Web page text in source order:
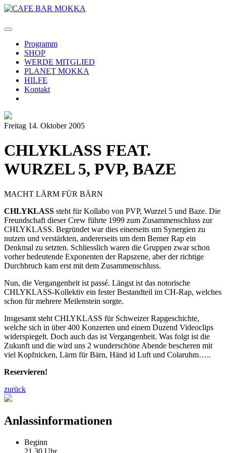
Programm
SHOP
WERDE MITGLIED
PLANET MOKKA
HILFE
Kontakt
Freitag 14. Oktober 2005
CHLYKLASS FEAT.
WURZEL 5, PVP, BAZE
MACHT LÄRM FÜR BÄRN
CHLYKLASS steht für Kollabo von PVP, Wurzel 5 und Baze. Die
Freundschaft dieser Crew führte 1999 zum Zusammenschluss zur
CHLYKLASS. Begründet war dies einerseits um Synergien zu
nutzen und verstärkten, andererseits um dem Berner Rap ein
Denkmal zu setzten. Schliesslich waren die Gruppen zwar schon
vorher bedeutende Exponenten der Rapszene, aber der richtige
Durchbruch kam erst mit dem Zusammenschluss.
Nun, die Vergangenheit ist passé. Längst ist das notorische
CHLYKLASS-Kollektiv ein fester Bestandteil im CH-Rap, welches
schon für mehrere Meilenstein sorgte.
Insgesamt steht CHLYKLASS für Schweizer Rapgeschichte,
welche sich in über 400 Konzerten und einem Duzend Videoclips
widerspiegelt. Doch auch das ist Vergangenheit. Was folgt ist die
Zukunft und die wird uns 2 wunderschöne Abende bescheren mit
viel Kopfnicken, Lärm für Bärn, Händ id Luft und Colaruhm…..
Reservieren!
zurück
Anlassinformationen
Beginn
21.30 Uhr